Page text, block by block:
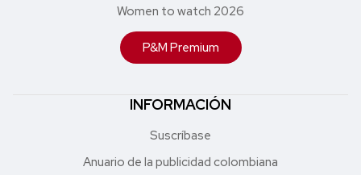
Women to watch 2026
P&M Premium
INFORMACIÓN
Suscríbase
Anuario de la publicidad colombiana